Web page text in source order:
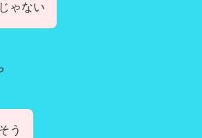
ゃない
う